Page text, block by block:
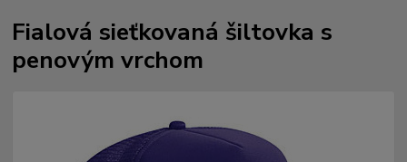
Fialová sieťkovaná šiltovka s
penovým vrchom